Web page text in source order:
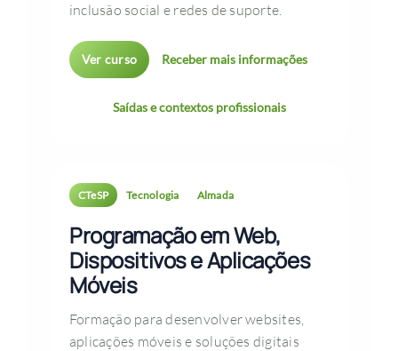
inclusão social e redes de suporte.
Ver curso Receber mais informações
Saídas e contextos profissionais
CTeSP Tecnologia Almada
Programação em Web,
Dispositivos e Aplicações
Móveis
Formação para desenvolver websites,
aplicações móveis e soluções digitais